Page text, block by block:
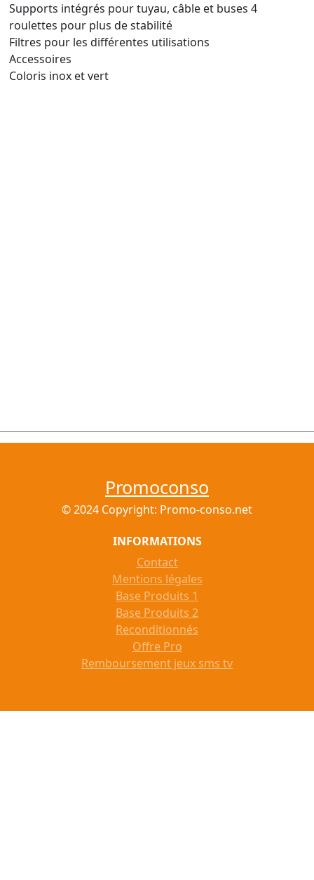
Supports intégrés pour tuyau, câble et buses 4
roulettes pour plus de stabilité
Filtres pour les différentes utilisations
Accessoires
Coloris inox et vert
Promoconso
© 2024 Copyright: Promo-conso.net
INFORMATIONS
Contact
Mentions légales
Base Produits 1
Base Produits 2
Reconditionnés
Offre Pro
Remboursement jeux sms tv